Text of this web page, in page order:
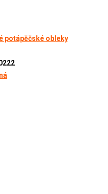
potápěčské obleky